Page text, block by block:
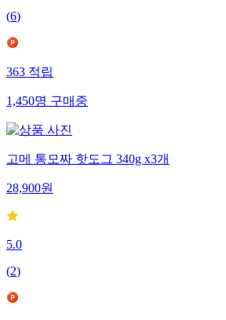
(6)
363적립
1,450명구매중
고메 통모짜 핫도그 340g x3개
28,900원
5.0
(2)